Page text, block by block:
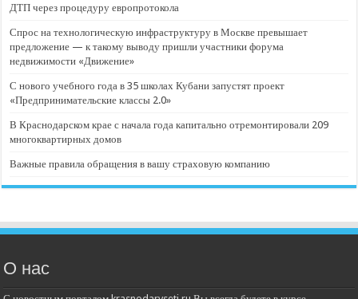
ДТП через процедуру европротокола
Спрос на технологическую инфраструктуру в Москве превышает
предложение — к такому выводу пришли участники форума
недвижимости «Движение»
С нового учебного года в 35 школах Кубани запустят проект
«Предпринимательские классы 2.0»
В Краснодарском крае с начала года капитально отремонтировали 209
многоквартирных домов
Важные правила обращения в вашу страховую компанию
О нас